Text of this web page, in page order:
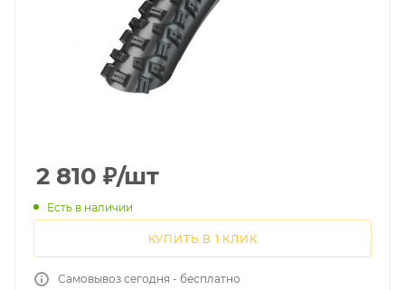
2 810 ₽/шт
Есть в наличии
КУПИТЬ В 1 КЛИК
Самовывоз сегодня - бесплатно